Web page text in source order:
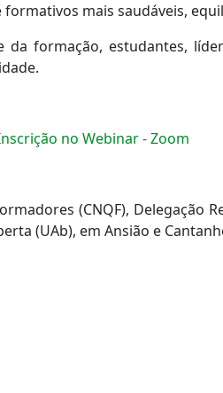
mais saudáveis,
da formação, estudantes,
no Webinar - Zoom
(CNQF), Delegação
(UAb), em Ansião e